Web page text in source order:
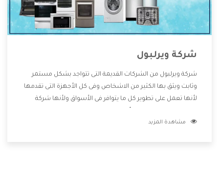
شركة ويرلبول
شركة ويرلبول من الشركات القديمة التى تتواجد بشكل مستمر
وثابت ويثق بها الكثير من الاشخاص وفى كل الأجهزة التى تقدمها
لأنها تعمل على تطوير كل ما يتوافر فى الأسواق ولأنها شركة
وتقدم للعملاء أقوى العروض والخصومات التى تسهل على
مشاهدة المزيد